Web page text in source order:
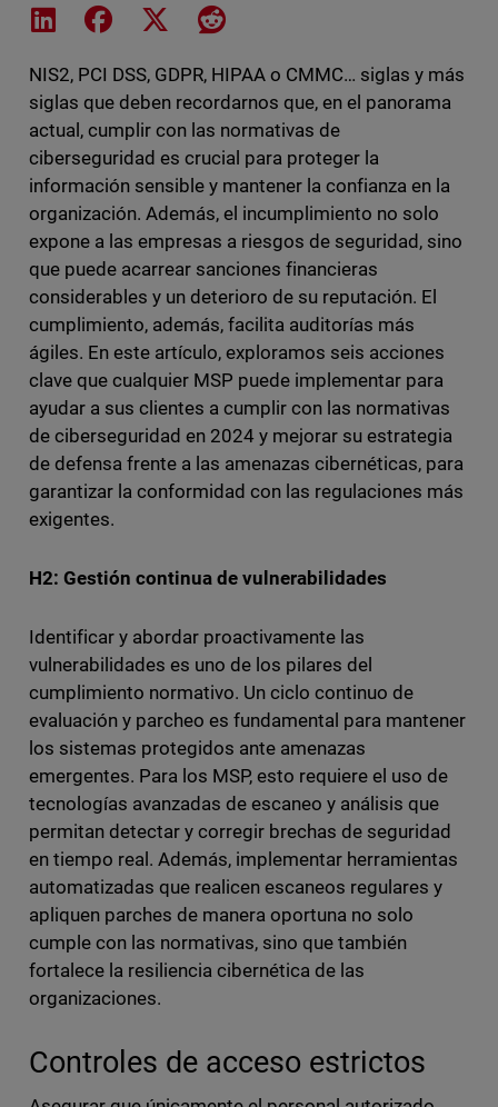
Share on LinkedIn
Share on Facebook
Share on XShare on Reddit
NIS2, PCI DSS, GDPR, HIPAA o CMMC… siglas y más
siglas que deben recordarnos que, en el panorama
actual, cumplir con las normativas de
ciberseguridad es crucial para proteger la
información sensible y mantener la confianza en la
organización. Además, el incumplimiento no solo
expone a las empresas a riesgos de seguridad, sino
que puede acarrear sanciones financieras
considerables y un deterioro de su reputación. El
cumplimiento, además, facilita auditorías más
ágiles. En este artículo, exploramos seis acciones
clave que cualquier MSP puede implementar para
ayudar a sus clientes a cumplir con las normativas
de ciberseguridad en 2024 y mejorar su estrategia
de defensa frente a las amenazas cibernéticas, para
garantizar la conformidad con las regulaciones más
exigentes.
H2: Gestión continua de vulnerabilidades
Identificar y abordar proactivamente las
vulnerabilidades es uno de los pilares del
cumplimiento normativo. Un ciclo continuo de
evaluación y parcheo es fundamental para mantener
los sistemas protegidos ante amenazas
emergentes. Para los MSP, esto requiere el uso de
tecnologías avanzadas de escaneo y análisis que
permitan detectar y corregir brechas de seguridad
en tiempo real. Además, implementar herramientas
automatizadas que realicen escaneos regulares y
apliquen parches de manera oportuna no solo
cumple con las normativas, sino que también
fortalece la resiliencia cibernética de las
organizaciones.
Controles de acceso estrictos